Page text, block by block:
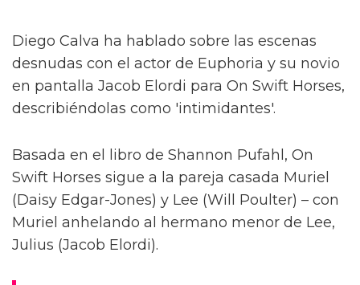
Diego Calva ha hablado sobre las escenas
desnudas con el actor de Euphoria y su novio
en pantalla Jacob Elordi para On Swift Horses,
describiéndolas como 'intimidantes'.
Basada en el libro de Shannon Pufahl, On
Swift Horses sigue a la pareja casada Muriel
(Daisy Edgar-Jones) y Lee (Will Poulter) – con
Muriel anhelando al hermano menor de Lee,
Julius (Jacob Elordi).